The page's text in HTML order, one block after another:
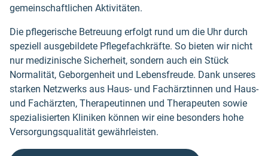
gemeinschaftlichen Aktivitäten.
Die pflegerische Betreuung erfolgt rund um die Uhr durch
speziell ausgebildete Pflegefachkräfte. So bieten wir nicht
nur medizinische Sicherheit, sondern auch ein Stück
Normalität, Geborgenheit und Lebensfreude. Dank unseres
starken Netzwerks aus Haus- und Fachärztinnen und Haus-
und Fachärzten, Therapeutinnen und Therapeuten sowie
spezialisierten Kliniken können wir eine besonders hohe
Versorgungsqualität gewährleisten.